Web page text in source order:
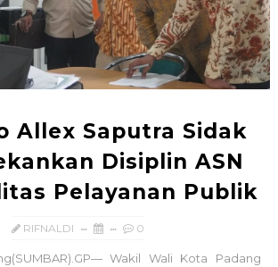
Allex Saputra Sidak
Disiplin ASN
Pelayanan Publik
RIFNALDI 0
Wakil Wali Kota Padang